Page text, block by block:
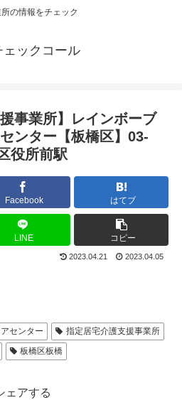
の情報をチェック
ェックコール
事業所】レインボーブ
ンター【板橋区】03-
役所前駅
Facebook はてブ
LINE コピー
2023.04.21 2023.04.05
センター
指定居宅介護支援事業所
板橋区板橋
ェアする